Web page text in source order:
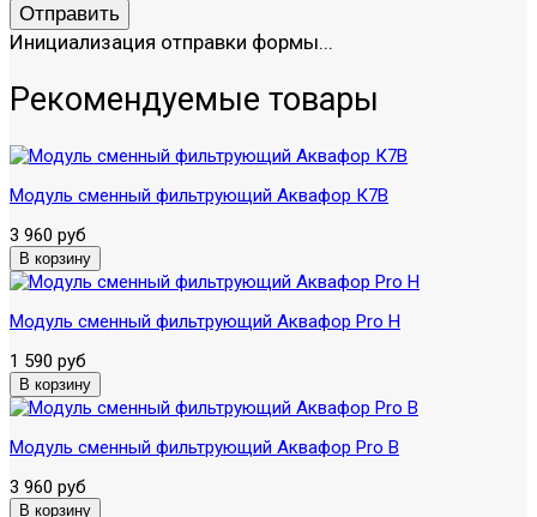
Отправить
Инициализация отправки формы...
Рекомендуемые товары
Модуль сменный фильтрующий Аквафор К7В
3 960 руб
Модуль сменный фильтрующий Аквафор Pro H
1 590 руб
Модуль сменный фильтрующий Аквафор Pro B
3 960 руб